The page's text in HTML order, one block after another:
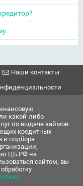
Наши контакты
какой-либо
по выдаче займов
кредитных
и подбора
ЦБ РФ на
сайтом, вы